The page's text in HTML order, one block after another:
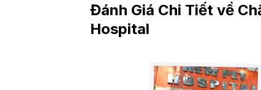
Đánh Giá Chi Tiết về
Hospital